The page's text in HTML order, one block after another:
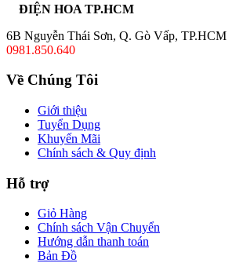
ĐIỆN HOA TP.HCM
6B Nguyễn Thái Sơn, Q. Gò Vấp, TP.HCM
0981.850.640
Về Chúng Tôi
Giới thiệu
Tuyển Dụng
Khuyến Mãi
Chính sách & Quy định
Hỗ trợ
Giỏ Hàng
Chính sách Vận Chuyển
Hướng dẫn thanh toán
Bản Đồ